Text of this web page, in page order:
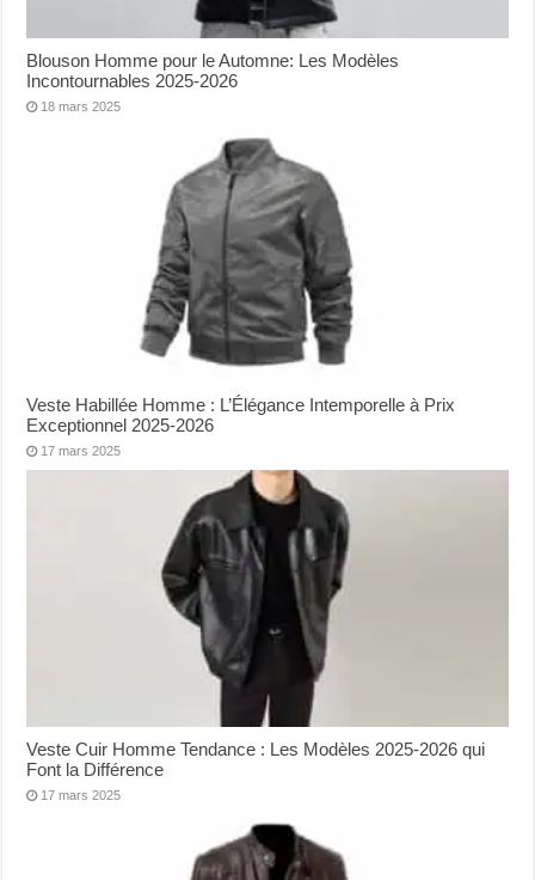
Blouson Homme pour le Automne: Les Modèles
Incontournables 2025-2026
18 mars 2025
Veste Habillée Homme : L’Élégance Intemporelle à Prix
Exceptionnel 2025-2026
17 mars 2025
Veste Cuir Homme Tendance : Les Modèles 2025-2026 qui
Font la Différence
17 mars 2025